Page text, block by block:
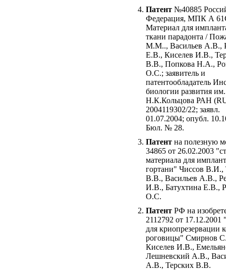
Патент №40885
Федерация, МПК А
Материал для
ткани парадонта /
М.М.., Васильев А.В.,
Е.В., Киселев И.В.,
В.В., Попкова Н.А.,
О.С.; заявитель и
патентообладатель
биологии развития им.
Н.К.Кольцова РАН
2004119302/22; заявл.
01.07.2004; опубл.
Бюл. № 28.
Патент на полезную
34865 от 26.02.2003
материала для
гортани" Чиссов В.И.,
В.В., Васильев А.В.,
И.В., Батухтина Е.В.,
О.С.
Патент РФ на
2112792 от 17.12.2001
для криопрезервации
роговицы" Смирнов
Киселев И.В.,
Лешневский А.В.,
А.В., Терских В.В.